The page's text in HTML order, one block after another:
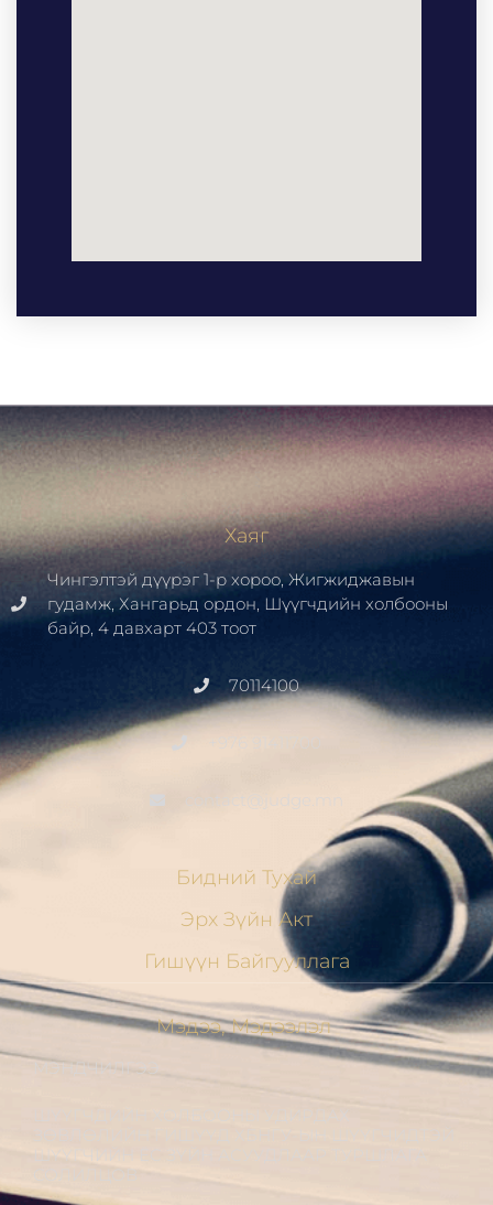
Хаяг
Чингэлтэй дүүрэг 1-р хороо, Жигжиджавын
гудамж, Хангарьд ордон, Шүүгчдийн холбооны
байр, 4 давхарт 403 тоот
70114100
contact@judge.mn
Бидний Тухай
Эрх Зүйн Акт
Гишүүн Байгууллага
Мэдээ, Мэдээлэл
МЭНДЧИЛГЭЭ
ШҮҮГЧДИЙН ХОЛБООНЫ УДИРДАХ
СОЛИЛЦОВ